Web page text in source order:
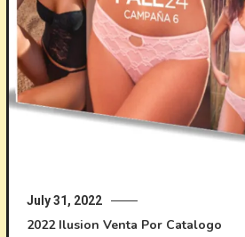
July 31, 2022
2022 Ilusion Venta Por Catalogo